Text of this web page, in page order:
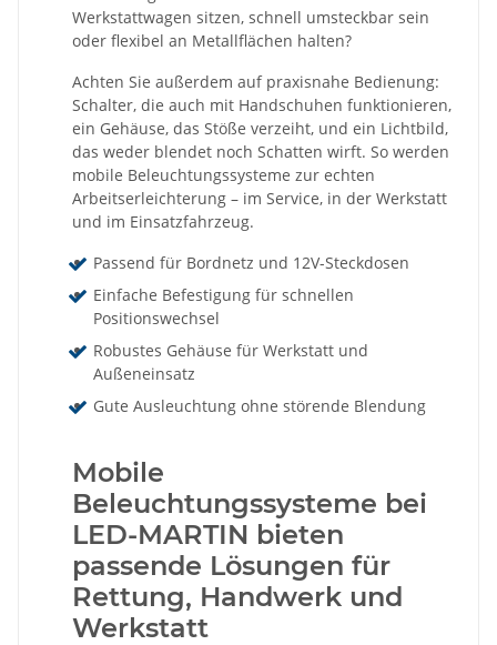
Werkstattwagen sitzen, schnell umsteckbar sein
oder flexibel an Metallflächen halten?
Achten Sie außerdem auf praxisnahe Bedienung:
Schalter, die auch mit Handschuhen funktionieren,
ein Gehäuse, das Stöße verzeiht, und ein Lichtbild,
das weder blendet noch Schatten wirft. So werden
mobile Beleuchtungssysteme zur echten
Arbeitserleichterung – im Service, in der Werkstatt
und im Einsatzfahrzeug.
Passend für Bordnetz und 12V-Steckdosen
Einfache Befestigung für schnellen
Positionswechsel
Robustes Gehäuse für Werkstatt und
Außeneinsatz
Gute Ausleuchtung ohne störende Blendung
Mobile
Beleuchtungssysteme bei
LED-MARTIN bieten
passende Lösungen für
Rettung, Handwerk und
Werkstatt